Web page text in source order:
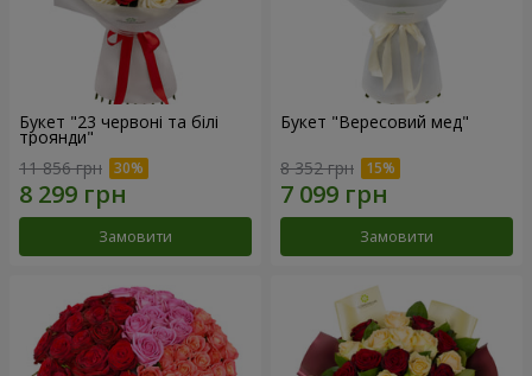
Букет "23 червоні та білі
троянди"
11 856 грн
Замовити
Букет "Вересовий мед"
8 352 грн
Замовити